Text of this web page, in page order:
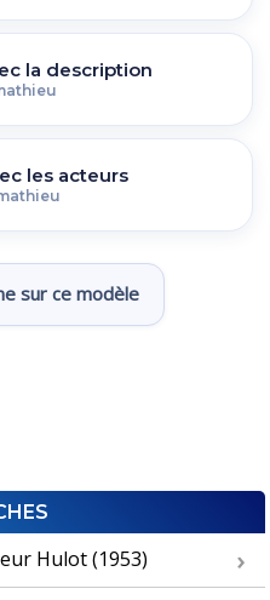
la description
les acteurs
sur ce modèle
Hulot (1953)